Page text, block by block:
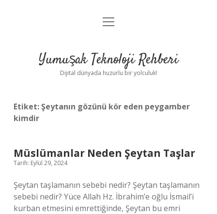
Anasayfa
Yasal Uyarı
menüyü
Yumuşak Teknoloji Rehberi
Dijital dünyada huzurlu bir yolculuk!
Etiket:Şeytanın gözünü kör eden peygamber
kimdir
Müslümanlar Neden Şeytan Taşlar
Tarih: Eylül 29, 2024
Şeytan taşlamanın sebebi nedir? Şeytan taşlamanın
sebebi nedir? Yüce Allah Hz. İbrahim’e oğlu İsmail’i
kurban etmesini emrettiğinde, Şeytan bu emri